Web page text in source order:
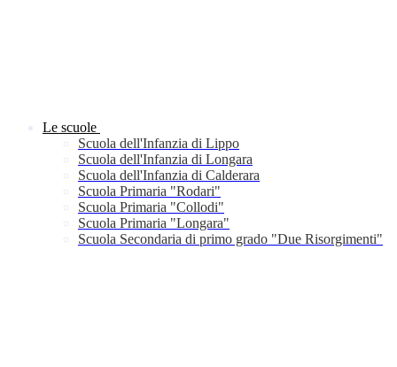
Le scuole
Scuola dell'Infanzia di Lippo
Scuola dell'Infanzia di Longara
Scuola dell'Infanzia di Calderara
Scuola Primaria "Rodari"
Scuola Primaria "Collodi"
Scuola Primaria "Longara"
Scuola Secondaria di primo grado "Due Risorgimenti"